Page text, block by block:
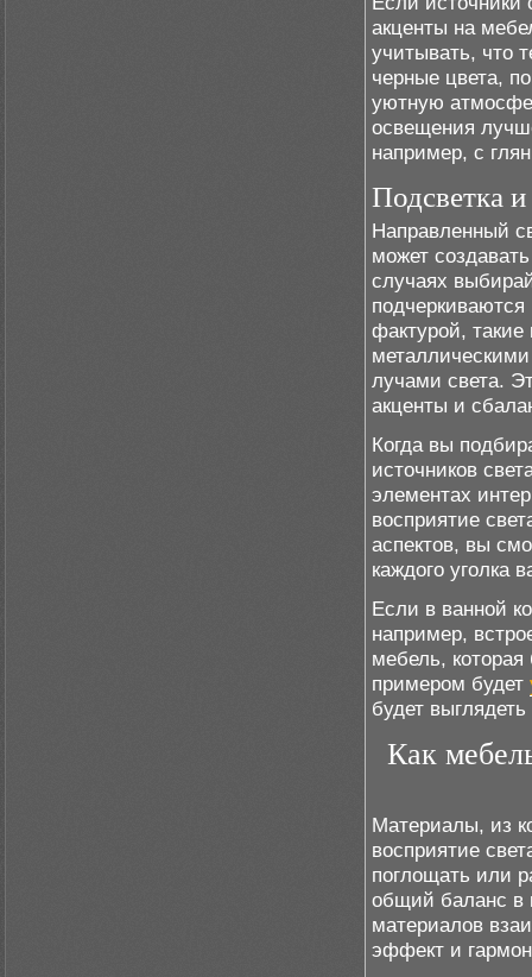
акценты на
учитывать, что
черные цвета,
уютную
освещения
например, с
Подсветка
Направленный
может
случаях
подчеркиваются
фактурой,
лучами света.
акценты и
Когда вы
источников
элементах
восприятие
аспектов, вы
каждого уголка
Если в ванной
например,
мебель,
примером будет
будет
Как
Материалы, из
восприятие
поглощать или
общий баланс в
материалов
эффект и